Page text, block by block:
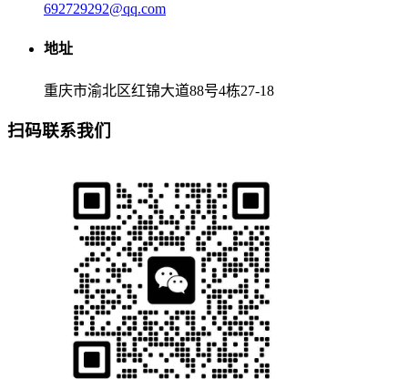
692729292@qq.com
地址
重庆市渝北区红锦大道88号4栋27-18
扫码联系我们